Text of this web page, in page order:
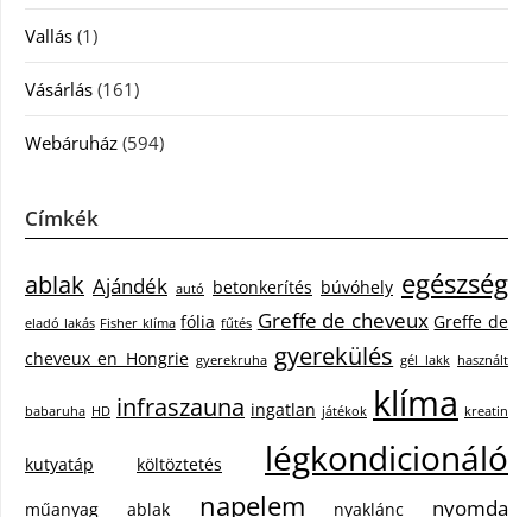
Vallás (1)
Vásárlás (161)
Webáruház (594)
Címkék
ablak Ajándék autó betonkerítés búvóhely egészség
eladó lakás Fisher klíma fólia fűtés Greffe de cheveux Greffe de
cheveux en Hongrie gyerekruha gyerekülés gél lakk használt
babaruha HD infraszauna ingatlan játékok klíma kreatin
kutyatáp költöztetés légkondicionáló
műanyag ablak napelem nyaklánc nyomda